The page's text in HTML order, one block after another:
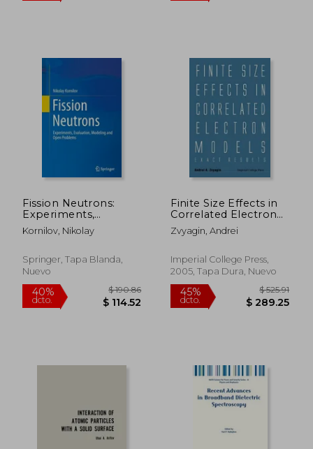
40%
dcto.
40%
dcto. $
Fission Neutrons:
Experiments,
Evaluation, Modeling
and Open Problems
Kornilov, Nikolay
Springer, Tapa Blanda,
Nuevo
Finite Size Effects in
Correlated Electron
Models: Exact Results
(en Inglés)
Zvyagin, Andrei
Imperial College Press,
2005, Tapa Dura, Nuevo